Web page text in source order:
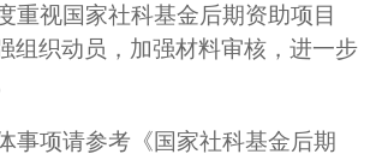
重视国家社科基金后期资助项目
组织动员，加强材料审核，进一步
事项请参考《国家社科基金后期